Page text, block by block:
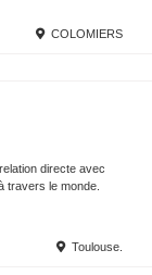
COLOMIERS
directe avec
travers le monde.
Toulouse.